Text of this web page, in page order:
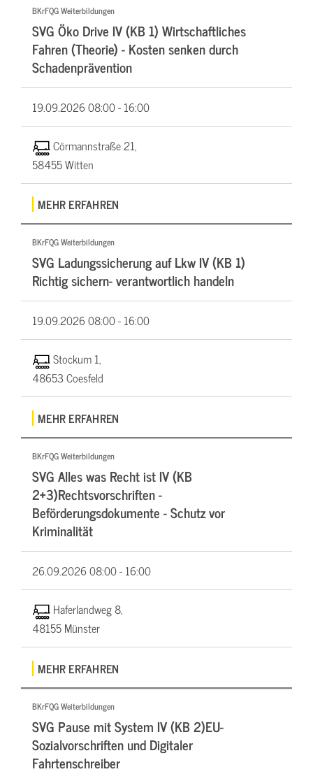
BKrFQG Weiterbildungen
SVG Öko Drive IV (KB 1) Wirtschaftliches
Fahren (Theorie) - Kosten senken durch
Schadenprävention
19.09.202608:00 - 16:00
Cörmannstraße 21,
58455 Witten
MEHR ERFAHREN
BKrFQG Weiterbildungen
SVG Ladungssicherung auf Lkw IV (KB 1)
Richtig sichern- verantwortlich handeln
19.09.202608:00 - 16:00
Stockum 1,
48653 Coesfeld
MEHR ERFAHREN
BKrFQG Weiterbildungen
SVG Alles was Recht ist IV (KB
2+3)Rechtsvorschriften -
Beförderungsdokumente - Schutz vor
Kriminalität
26.09.202608:00 - 16:00
Haferlandweg 8,
48155 Münster
MEHR ERFAHREN
BKrFQG Weiterbildungen
SVG Pause mit System IV (KB 2)EU-
Sozialvorschriften und Digitaler
Fahrtenschreiber